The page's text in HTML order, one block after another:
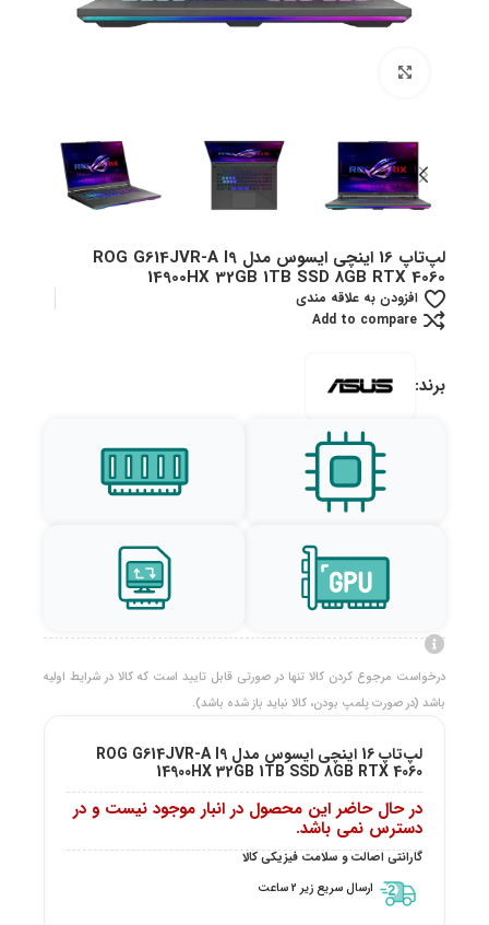
لپ‌تاپ 16 اینچی ایسوس مدل ROG G614JVR-A I9
14900HX 32GB 1TB SSD 8GB RTX 4060
افزودن به علاقه مندی
Add to compare
برند:
درخواست مرجوع کردن کالا تنها در صورتی قابل تایید است که کالا در شرایط اولیه
باشد (در صورت پلمپ بودن، کالا نباید باز شده باشد).
لپ‌تاپ 16 اینچی ایسوس مدل ROG G614JVR-A I9
14900HX 32GB 1TB SSD 8GB RTX 4060
در حال حاضر این محصول در انبار موجود نیست و در
دسترس نمی باشد.
گارانتی اصالت و سلامت فیزیکی کالا
ارسال سریع زیر 2 ساعت